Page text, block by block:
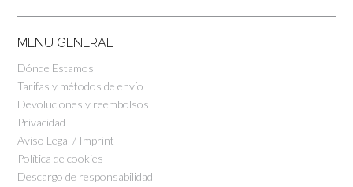
MENU GENERAL
Dónde Estamos
Tarifas y métodos de envío
Devoluciones y reembolsos
Privacidad
Aviso Legal / Imprint
Política de cookies
Descargo de responsabilidad